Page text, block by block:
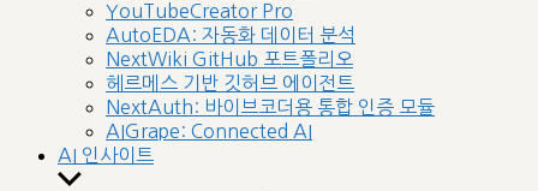
YouTubeCreator Pro
AutoEDA: 자동화 데이터 분석
NextWiki GitHub 포트폴리오
헤르메스 기반 깃허브 에이전트
NextAuth: 바이브코더용 통합 인증 모듈
AIGrape: Connected AI
AI 인사이트
Show